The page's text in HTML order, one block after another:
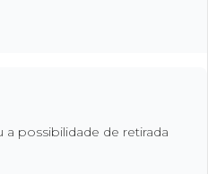
possibilidade de retirada